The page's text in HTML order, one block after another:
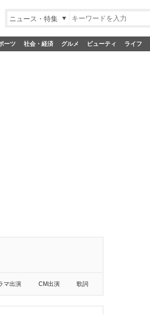
ニュース・特集
ーツ 社会・経済 グルメ ビューティ ライフ
マ出演 CM出演 歌詞